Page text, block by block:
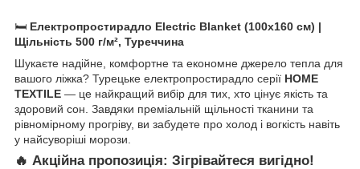
🛏️ Електропростирадло Electric Blanket (100х160 см) |
Щільність 500 г/м², Туреччина
Шукаєте надійне, комфортне та економне джерело тепла для
вашого ліжка? Турецьке електропростирадло серії HOME
TEXTILE — це найкращий вибір для тих, хто цінує якість та
здоровий сон. Завдяки преміальній щільності тканини та
рівномірному прогріву, ви забудете про холод і вогкість навіть
у найсуворіші морози.
🔥 Акційна пропозиція: Зігрівайтеся вигідно!